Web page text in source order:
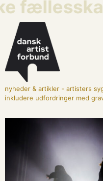
nyheder & artikler- artisters
inkludere udfordringer med